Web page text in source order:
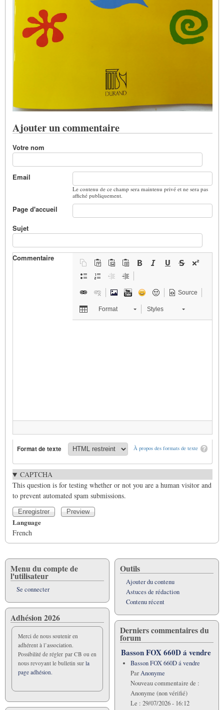
Ajouter un commentaire
Votre nom
Email
Le contenu de ce champ sera maintenu privé et ne sera pas
affiché publiquement.
Page d'accueil
Sujet
Commentaire
Source
Format Styles
À propos des formats de texte
Format de texte
CAPTCHA
This question is for testing whether or not you are a human visitor and
to prevent automated spam submissions.
Language
French
Menu du compte de
l'utilisateur
Se connecter
Adhésion 2026
Merci de nous soutenir en
adhérent à l’association.
Possibilité de régler par CB ou en
nous revoyant le bulletin sur la
page adhésion.
Outils
Ajouter du contenu
Astuces de rédaction
Contenu récent
Derniers commentaires du
forum
Basson FOX 660D á vendre
Basson FOX 660D á vendre
ParAnonyme
Nouveau commentaire de :
Anonyme (non vérifié)
Le : 29/07/2026 - 16:12